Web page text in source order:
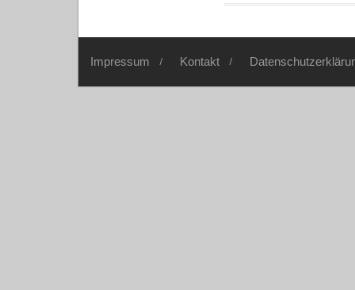
Impressum Kontakt